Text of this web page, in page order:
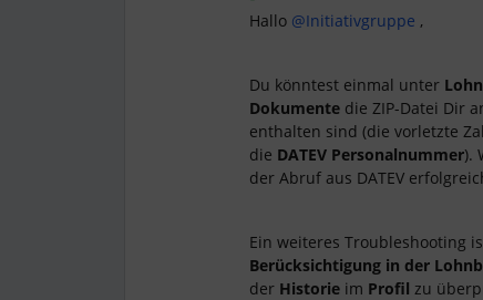
Hallo @Initiativgruppe ,
Du könntest einmal unter
Dokumente die ZIP-Datei Dir
enthalten sind (die vorletzte
die DATEV Personalnummer).
der Abruf aus DATEV
Ein weiteres Troubleshooting
Berücksichtigung in der
der Historie im Profil zu